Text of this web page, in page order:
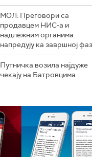
МОЛ: Преговори са
продавцем НИС-а и
надлежним органима
напредују ка завршној
Путничка возила најдуже
чекају на Батровцима